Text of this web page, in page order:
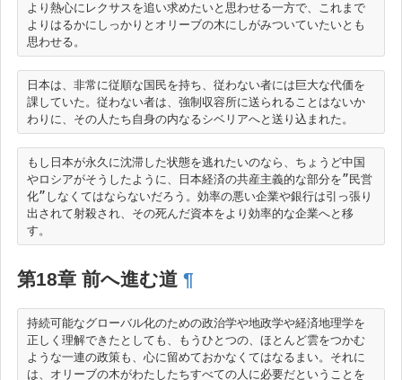
より熱心にレクサスを追い求めたいと思わせる一方で、これまで
よりはるかにしっかりとオリーブの木にしがみついていたいとも
日本は、非常に従順な国民を持ち、従わない者には巨大な代価を
課していた。従わない者は、強制収容所に送られることはないか
もし日本が永久に沈滞した状態を逃れたいのなら、ちょうど中国
やロシアがそうしたように、日本経済の共産主義的な部分を”民営
化”しなくてはならないだろう。効率の悪い企業や銀行は引っ張り
出されて射殺され、その死んだ資本をより効率的な企業へと移
第18章 前へ進む道 ¶
持続可能なグローバル化のための政治学や地政学や経済地理学を
正しく理解できたとしても、もうひとつの、ほとんど雲をつかむ
ような一連の政策も、心に留めておかなくてはなるまい。それに
は、オリーブの木がわたしたちすべての人に必要だということを